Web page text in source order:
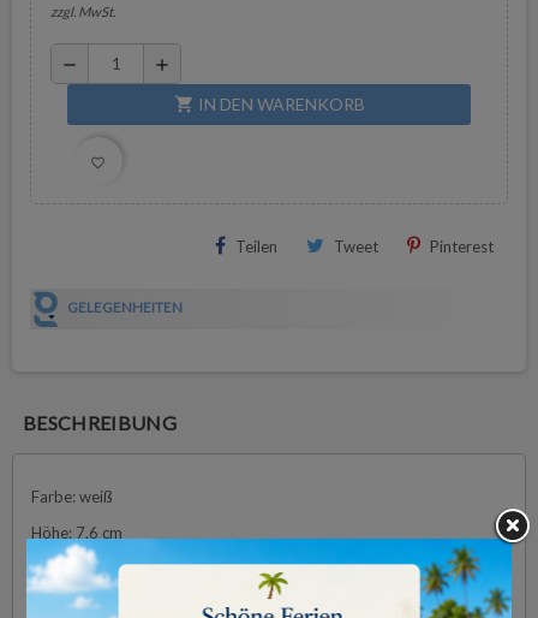
zzgl. MwSt.
remove add
shopping_cart IN DEN WARENKORB
favorite_border
Teilen Tweet Pinterest
GELEGENHEITEN
BESCHREIBUNG
Farbe: weiß
Höhe: 7.6 cm
Durchmesser: 25 cm (9.84″)
Gewicht: 8.5 kg